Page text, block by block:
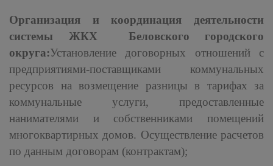
Организация и координация деятельности
системы ЖКХ Беловского городского
округа:Установление договорных отношений с
предприятиями-поставщиками коммунальных
ресурсов на возмещение разницы в тарифах за
коммунальные услуги, предоставленные
нанимателями и собственниками помещений
многоквартирных домов. Осуществление расчетов
по данным договорам (контрактам);